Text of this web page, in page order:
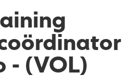
- (VOL)